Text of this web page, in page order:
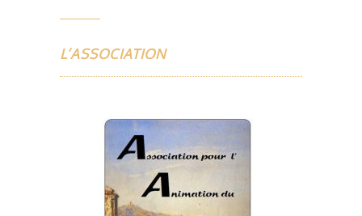
L’ASSOCIATION